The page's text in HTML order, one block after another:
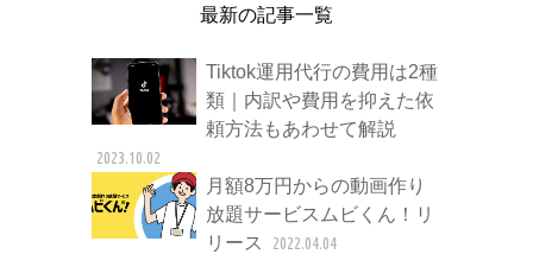
最新の記事一覧
Tiktok運用代行の費用は2種
類｜内訳や費用を抑えた依
頼方法もあわせて解説
2023.10.02
月額8万円からの動画作り
放題サービスムビくん！リ
リース
2022.04.04